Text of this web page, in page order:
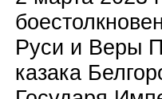
Руси и Веры
казака